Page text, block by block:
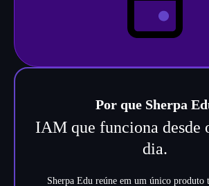
Por que Sherpa
IAM que funciona desde
dia.
Sherpa Edu reúne em um único produto